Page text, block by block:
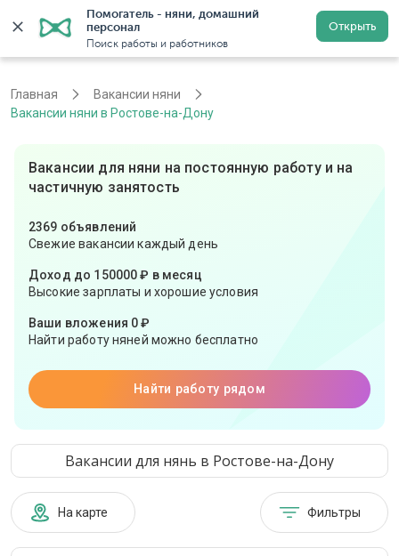
Помогатель - няни, домашний
персонал
Поиск работы и работников
Открыть
Ростов-на-Дону Регистрация
Главная
Вакансии няни
Вакансии няни в Ростове-на-Дону
Вакансии для няни на постоянную работу и на
частичную занятость
2369 объявлений
Свежие вакансии каждый день
Доход до 150000 ₽ в месяц
Высокие зарплаты и хорошие условия
Ваши вложения 0 ₽
Найти работу няней можно бесплатно
Найти работу рядом
Вакансии для нянь в Ростове-на-Дону
На карте Фильтры